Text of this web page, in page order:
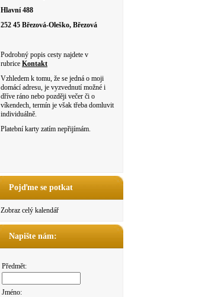
Hlavní 488
252 45 Březová-Oleško, Březová
Podrobný popis cesty najdete v
rubrice Kontakt
Vzhledem k tomu, že se jedná o moji
domácí adresu, je vyzvednutí možné i
dříve ráno nebo později večer či o
víkendech, termín je však třeba domluvit
individuálně.
Platební karty zatím nepřijímám.
Pojďme se potkat
Zobraz celý kalendář
Napište nám:
Předmět:
Jméno: